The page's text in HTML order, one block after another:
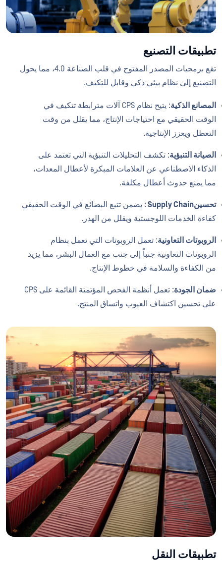
تطبيقات التصنيع
تقع برمجيات المصدر المفتوح في قلب الصناعة 4.0، مما يحول
التصنيع إلى نظام بيئي ذكي وقابل للتكيف.
المصانع الذكية
: يتيح نظام CPS آلات مترابطة تتكيف في
الوقت الحقيقي مع احتياجات الإنتاج، مما يقلل من وقت
التعطل ويعزز الإنتاجية.
الصيانة التنبؤية: تكشف التحليلات التنبؤية التي تعتمد على
الذكاء الاصطناعي عن العلامات المبكرة لأعطال المعدات،
مما يمنع حدوث أعطال مكلفة.
تحسينSupply Chain
: يضمن تتبع البضائع في الوقت الحقيقي
كفاءة الخدمات اللوجستية ويقلل من الهدر.
الروبوتات التعاونية: تعمل الروبوتات التي تعمل بنظام
الروبوتات التعاونية جنباً إلى جنب مع العمال البشر، مما يزيد
من الكفاءة والسلامة في خطوط الإنتاج.
ضمان الجودة
: تعمل أنظمة الفحص المؤتمتة القائمة على CPS
على تحسين اكتشاف العيوب واتساق المنتج.
تطبيقات النقل